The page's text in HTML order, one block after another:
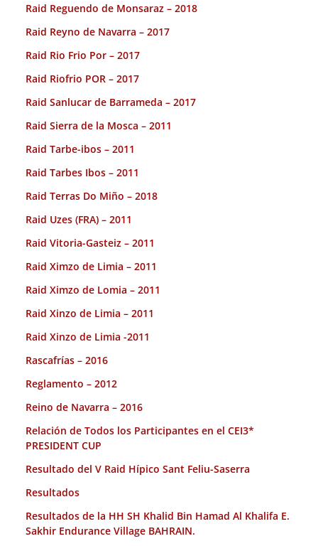
Raid Reguendo de Monsaraz – 2018
Raid Reyno de Navarra – 2017
Raid Rio Frio Por – 2017
Raid Riofrio POR – 2017
Raid Sanlucar de Barrameda – 2017
Raid Sierra de la Mosca – 2011
Raid Tarbe-ibos – 2011
Raid Tarbes Ibos – 2011
Raid Terras Do Miño – 2018
Raid Uzes (FRA) – 2011
Raid Vitoria-Gasteiz – 2011
Raid Ximzo de Limia – 2011
Raid Ximzo de Lomia – 2011
Raid Xinzo de Limia – 2011
Raid Xinzo de Limia -2011
Rascafrías – 2016
Reglamento – 2012
Reino de Navarra – 2016
Relación de Todos los Participantes en el CEI3*
PRESIDENT CUP
Resultado del V Raid Hípico Sant Feliu-Saserra
Resultados
Resultados de la HH SH Khalid Bin Hamad Al Khalifa E.
Sakhir Endurance Village BAHRAIN.